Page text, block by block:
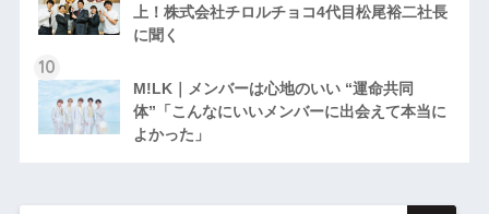
上！株式会社チロルチョコ4代目松尾裕二社長
に聞く
M!LK｜メンバーは心地のいい “運命共同
体”「こんなにいいメンバーに出会えて本当に
よかった」